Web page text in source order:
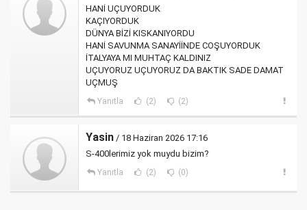
HANİ UÇUYORDUK
KAÇIYORDUK
DÜNYA BİZİ KISKANIYORDU
HANİ SAVUNMA SANAYİİNDE COŞUYORDUK
İTALYAYA MI MUHTAÇ KALDINIZ
UÇUYORUZ UÇUYORUZ DA BAKTIK SADE DAMAT
UÇMUŞ
Yanıtla (2) (2)
Yasin / 18 Haziran 2026 17:16
S-400lerimiz yok muydu bizim?
Yanıtla (2) (0)